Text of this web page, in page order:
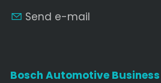
Send e-mail
Bosch Automotive